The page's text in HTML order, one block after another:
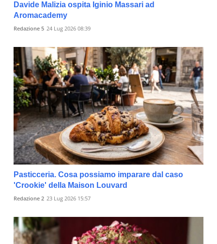
Davide Malizia ospita Iginio Massari ad
Aromacademy
Redazione 5 24 Lug 2026 08:39
Pasticceria. Cosa possiamo imparare dal caso
'Crookie' della Maison Louvard
Redazione 2 23 Lug 2026 15:57